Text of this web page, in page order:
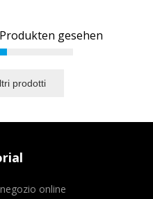
Produkten gesehen
prodotti
online